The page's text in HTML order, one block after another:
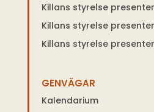
Killans styrelse
Killans styrelse
Killans styrelse
GENVÄGAR
Kalendarium